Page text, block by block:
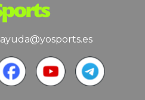
ayuda@yosports.es